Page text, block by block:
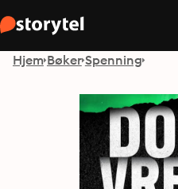
Hjem Bøker Spenning